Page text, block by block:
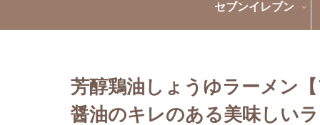
セブンイレブン
芳醇鶏油しょうゆラーメン
醤油のキレのある美味しい